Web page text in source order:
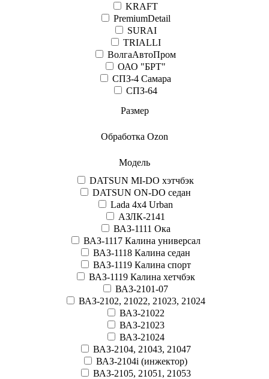
KRAFT
PremiumDetail
SURAI
TRIALLI
ВолгаАвтоПром
ОАО "БРТ"
СПЗ-4 Самара
СПЗ-64
Размер
Обработка Ozon
Модель
DATSUN MI-DO хэтчбэк
DATSUN ON-DO седан
Lada 4x4 Urban
АЗЛК-2141
ВАЗ-1111 Ока
ВАЗ-1117 Калина универсал
ВАЗ-1118 Калина седан
ВАЗ-1119 Калина спорт
ВАЗ-1119 Калина хетчбэк
ВАЗ-2101-07
ВАЗ-2102, 21022, 21023, 21024
ВАЗ-21022
ВАЗ-21023
ВАЗ-21024
ВАЗ-2104, 21043, 21047
ВАЗ-2104i (инжектор)
ВАЗ-2105, 21051, 21053